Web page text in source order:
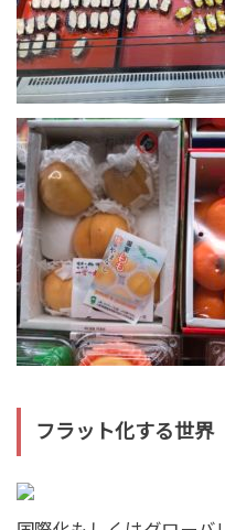
フラット化する世界